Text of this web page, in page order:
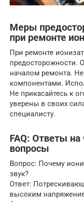
Меры
при ремонте
При ремонте
предосторожности.
началом ремонта.
компонентами.
Не прикасайтесь к
уверены в своих
специалисту.
FAQ: Ответы
вопросы
Вопрос: Почему
звук?
Ответ:
высоким